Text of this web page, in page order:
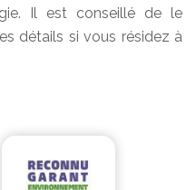
Il est conseillé de le
détails si vous résidez à